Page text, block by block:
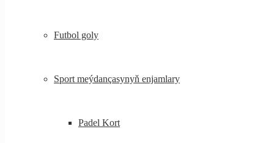
Futbol goly
Sport meýdançasynyň enjamlary
Padel Kort